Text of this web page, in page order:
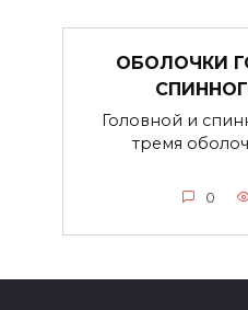
ОБОЛОЧКИ
Головной и
тремя
0